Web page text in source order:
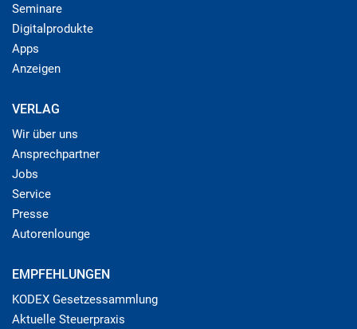
Seminare
Digitalprodukte
Apps
Anzeigen
VERLAG
Wir über uns
Ansprechpartner
Jobs
Service
Presse
Autorenlounge
EMPFEHLUNGEN
KODEX Gesetzessammlung
Aktuelle Steuerpraxis